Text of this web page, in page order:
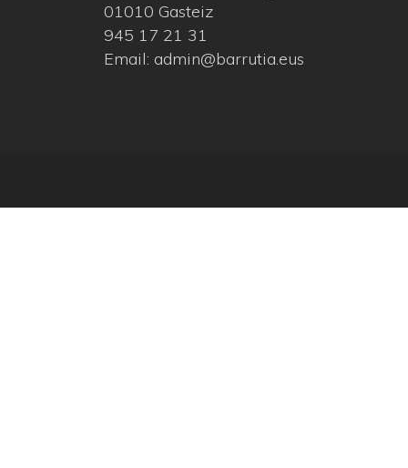
01010 Gasteiz
945 17 21 31
Email: admin@barrutia.eus